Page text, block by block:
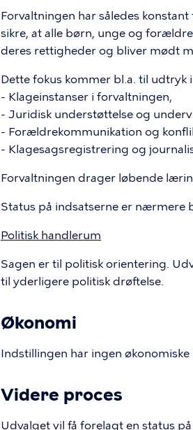
Forvaltningen har således
sikre, at alle børn, unge og
deres rettigheder og bliver mødt
Dette fokus kommer bl.a. til
- Klageinstanser i forvaltningen,
- Juridisk understøttelse og
- Forældrekommunikation og
- Klagesagsregistrering og
Forvaltningen drager løbende
Status på indsatserne er nærmere
Politisk handlerum
Sagen er til politisk orientering.
til yderligere politisk drøftelse.
Økonomi
Indstillingen har ingen økonomiske
Videre proces
Udvalget vil få forelagt en status